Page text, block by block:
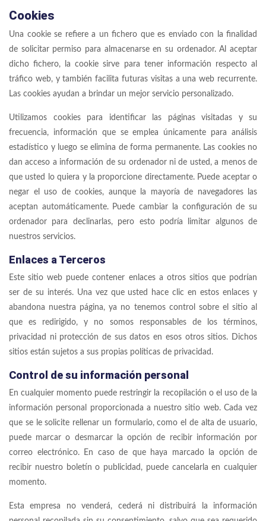
Cookies
Una cookie se refiere a un fichero que es enviado con la finalidad
de solicitar permiso para almacenarse en su ordenador. Al aceptar
dicho fichero, la cookie sirve para tener información respecto al
tráfico web, y también facilita futuras visitas a una web recurrente.
Las cookies ayudan a brindar un mejor servicio personalizado.
Utilizamos cookies para identificar las páginas visitadas y su
frecuencia, información que se emplea únicamente para análisis
estadístico y luego se elimina de forma permanente. Las cookies no
dan acceso a información de su ordenador ni de usted, a menos de
que usted lo quiera y la proporcione directamente. Puede aceptar o
negar el uso de cookies, aunque la mayoría de navegadores las
aceptan automáticamente. Puede cambiar la configuración de su
ordenador para declinarlas, pero esto podría limitar algunos de
nuestros servicios.
Enlaces a Terceros
Este sitio web puede contener enlaces a otros sitios que podrían
ser de su interés. Una vez que usted hace clic en estos enlaces y
abandona nuestra página, ya no tenemos control sobre el sitio al
que es redirigido, y no somos responsables de los términos,
privacidad ni protección de sus datos en esos otros sitios. Dichos
sitios están sujetos a sus propias políticas de privacidad.
Control de su información personal
En cualquier momento puede restringir la recopilación o el uso de la
información personal proporcionada a nuestro sitio web. Cada vez
que se le solicite rellenar un formulario, como el de alta de usuario,
puede marcar o desmarcar la opción de recibir información por
correo electrónico. En caso de que haya marcado la opción de
recibir nuestro boletín o publicidad, puede cancelarla en cualquier
momento.
Esta empresa no venderá, cederá ni distribuirá la información